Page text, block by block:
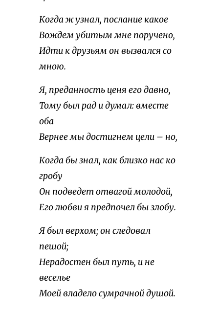
Когда ж узнал, послание какое
Вождем убитым мне поручено,
Идти к друзьям он вызвался со
мною.
Я, преданность ценя его давно,
Тому был рад и думал: вместе
оба
Вернее мы достигнем цели – но,
Когда бы знал, как близко нас ко
гробу
Он подведет отвагой молодой,
Его любви я предпочел бы злобу.
Я был верхом; он следовал
пешой;
Нерадостен был путь, и не
веселье
Моей владело сумрачной душой.